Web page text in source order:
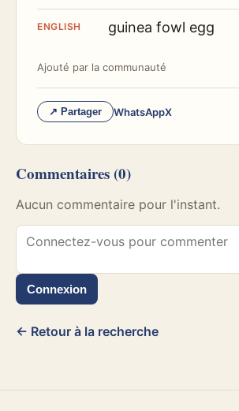
ENGLISH guinea fowl egg
Ajouté par la communauté
↗ Partager WhatsAppX
Commentaires (0)
Aucun commentaire pour l'instant.
Connexion
← Retour à la recherche